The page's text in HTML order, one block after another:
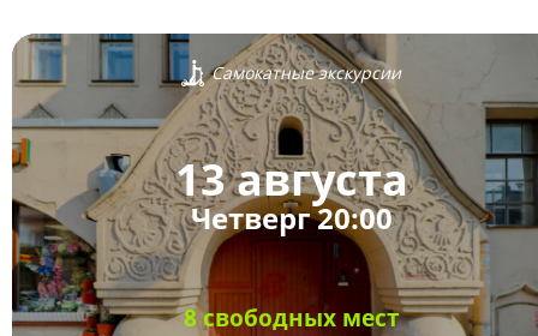
Самокатные экскурсии
13 августа
Четверг 20:00
8 свободных мест